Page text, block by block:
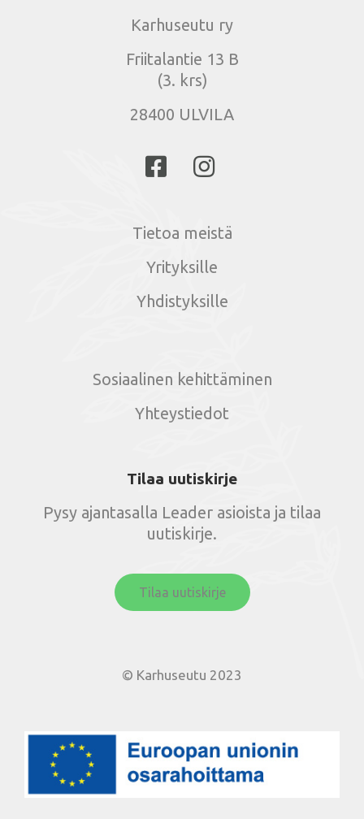
Karhuseutu ry
Friitalantie 13 B
(3. krs)
28400 ULVILA
Tietoa meistä
Yrityksille
Yhdistyksille
Sosiaalinen kehittäminen
Yhteystiedot
Tilaa uutiskirje
Pysy ajantasalla Leader asioista ja tilaa
uutiskirje.
Tilaa uutiskirje
© Karhuseutu 2023